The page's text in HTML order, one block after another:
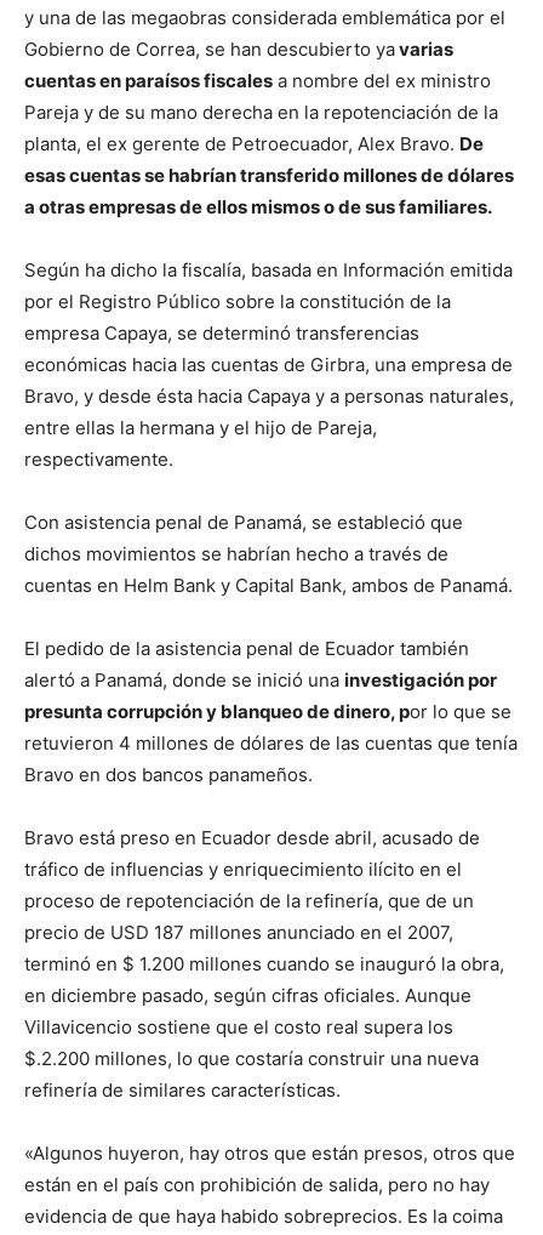
y una de las megaobras considerada emblemática por el
Gobierno de Correa, se han descubierto yavarias
cuentas en paraísos fiscales a nombre del ex ministro
Pareja y de su mano derecha en la repotenciación de la
planta, el ex gerente de Petroecuador, Alex Bravo. De
esas cuentas se habrían transferido millones de dólares
a otras empresas de ellos mismos o de sus familiares.
Según ha dicho la fiscalía, basada en Información emitida
por el Registro Público sobre la constitución de la
empresa Capaya, se determinó transferencias
económicas hacia las cuentas de Girbra, una empresa de
Bravo, y desde ésta hacia Capaya y a personas naturales,
entre ellas la hermana y el hijo de Pareja,
respectivamente.
Con asistencia penal de Panamá, se estableció que
dichos movimientos se habrían hecho a través de
cuentas en Helm Bank y Capital Bank, ambos de Panamá.
El pedido de la asistencia penal de Ecuador también
alertó a Panamá, donde se inició una investigación por
presunta corrupción y blanqueo de dinero, por lo que se
retuvieron 4 millones de dólares de las cuentas que tenía
Bravo en dos bancos panameños.
Bravo está preso en Ecuador desde abril, acusado de
tráfico de influencias y enriquecimiento ilícito en el
proceso de repotenciación de la refinería, que de un
precio de USD 187 millones anunciado en el 2007,
terminó en $ 1.200 millones cuando se inauguró la obra,
en diciembre pasado, según cifras oficiales. Aunque
Villavicencio sostiene que el costo real supera los
$.2.200 millones, lo que costaría construir una nueva
refinería de similares características.
«Algunos huyeron, hay otros que están presos, otros que
están en el país con prohibición de salida, pero no hay
evidencia de que haya habido sobreprecios. Es la coima